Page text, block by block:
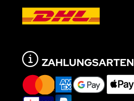
ZAHLUNGSARTEN